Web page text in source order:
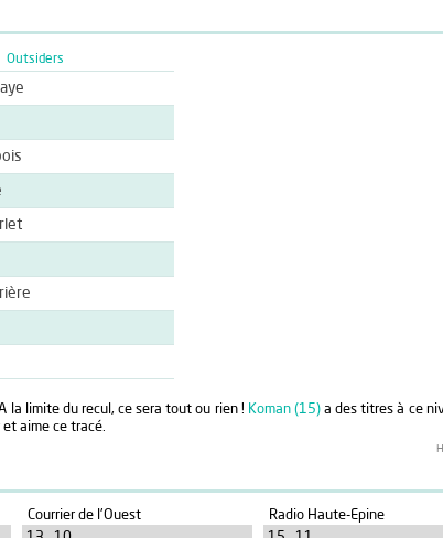
Outsiders
la limite du recul, ce sera tout ou rien ! Koman (15)a des titres à ce
aime ce tracé.
Courrier de l'Ouest
Radio Haute-Epine